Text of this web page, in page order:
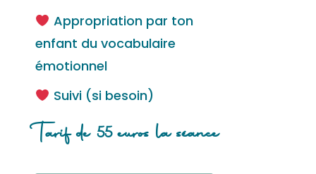
Appropriation par ton
enfant du vocabulaire
émotionnel
Suivi (si besoin)
Tarif de 55 euros la séance